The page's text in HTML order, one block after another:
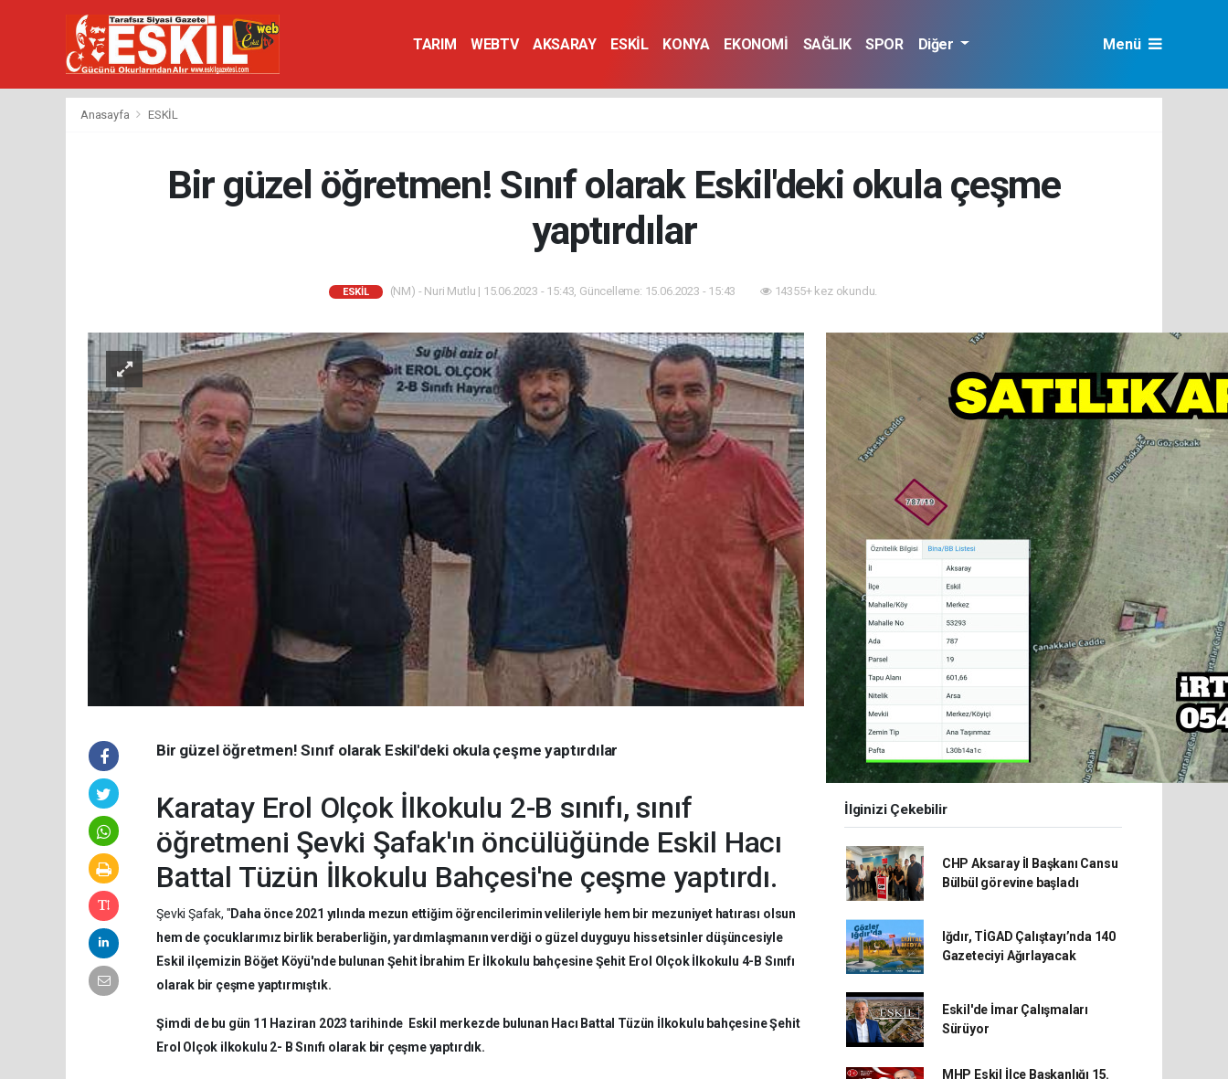
TARIM WEBTV AKSARAY ESKİL KONYA EKONOMİ SAĞLIK SPOR Diğer Menü
Anasayfa ESKİL
Bir güzel öğretmen! Sınıf olarak Eskil'deki okula çeşme
yaptırdılar
ESKİL (NM) - Nuri Mutlu | 15.06.2023 - 15:43, Güncelleme: 15.06.2023 - 15:43 14355+ kez okundu.
Bir güzel öğretmen! Sınıf olarak Eskil'deki okula çeşme yaptırdılar
Karatay Erol Olçok İlkokulu 2-B sınıfı, sınıf
öğretmeni Şevki Şafak'ın öncülüğünde Eskil Hacı
Battal Tüzün İlkokulu Bahçesi'ne çeşme yaptırdı.
Şevki Şafak, "Daha önce 2021 yılında mezun ettiğim öğrencilerimin velileriyle hem bir mezuniyet hatırası olsun
hem de çocuklarımız birlik beraberliğin, yardımlaşmanın verdiği o güzel duyguyu hissetsinler düşüncesiyle
Eskil ilçemizin Böğet Köyü'nde bulunan Şehit İbrahim Er İlkokulu bahçesine Şehit Erol Olçok İlkokulu 4-B Sınıfı
olarak bir çeşme yaptırmıştık.
Şimdi de bu gün 11 Haziran 2023 tarihinde Eskil merkezde bulunan Hacı Battal Tüzün İlkokulu bahçesine Şehit
Erol Olçok ilkokulu 2- B Sınıfı olarak bir çeşme yaptırdık.
İlginizi Çekebilir
CHP Aksaray İl Başkanı Cansu
Bülbül görevine başladı
Iğdır, TİGAD Çalıştayı’nda 140
Gazeteciyi Ağırlayacak
Eskil'de İmar Çalışmaları
Sürüyor
MHP Eskil İlçe Başkanlığı 15.